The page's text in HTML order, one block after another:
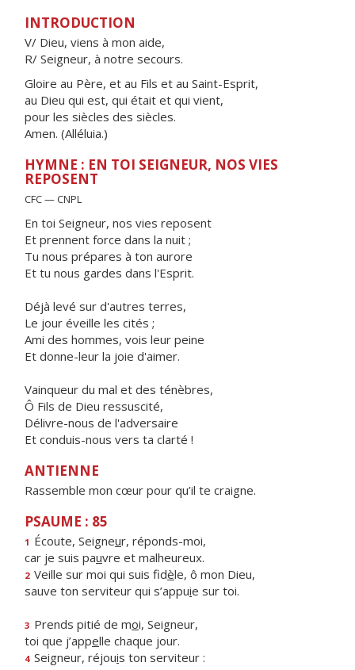
INTRODUCTION
V/ Dieu, viens à mon aide,
R/ Seigneur, à notre secours.
Gloire au Père, et au Fils et au Saint-Esprit,
au Dieu qui est, qui était et qui vient,
pour les siècles des siècles.
Amen. (Alléluia.)
HYMNE : EN TOI SEIGNEUR, NOS VIES
REPOSENT
CFC — CNPL
En toi Seigneur, nos vies reposent
Et prennent force dans la nuit ;
Tu nous prépares à ton aurore
Et tu nous gardes dans l'Esprit.
Déjà levé sur d'autres terres,
Le jour éveille les cités ;
Ami des hommes, vois leur peine
Et donne-leur la joie d'aimer.
Vainqueur du mal et des ténèbres,
Ô Fils de Dieu ressuscité,
Délivre-nous de l'adversaire
Et conduis-nous vers ta clarté !
ANTIENNE
Rassemble mon cœur pour qu’il te craigne.
PSAUME : 85
1 Écoute, Seigneur, réponds-moi,
car je suis pauvre et malheureux.
2 Veille sur moi qui suis fidèle, ô mon Dieu,
sauve ton serviteur qui s’appuie sur toi.
3 Prends pitié de moi, Seigneur,
toi que j’appelle chaque jour.
4 Seigneur, réjouis ton serviteur :